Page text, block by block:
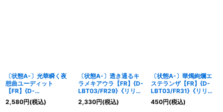
〔状態A-〕光華瞬く夜
想曲ユーディット
【FR】{D-
LBT03/FR28}《リリカ
ルモナステリオ》
2,580円(税込)
〔状態A-〕透き通るキ
ラメキアウラ【FR】{D-
LBT03/FR29}《リリカ
ルモナステリオ》
2,330円(税込)
〔状態A-〕華燭絢爛エ
ステランザ【FR】{D-
LBT03/FR31}《リリカ
ルモナステリオ》
450円(税込)